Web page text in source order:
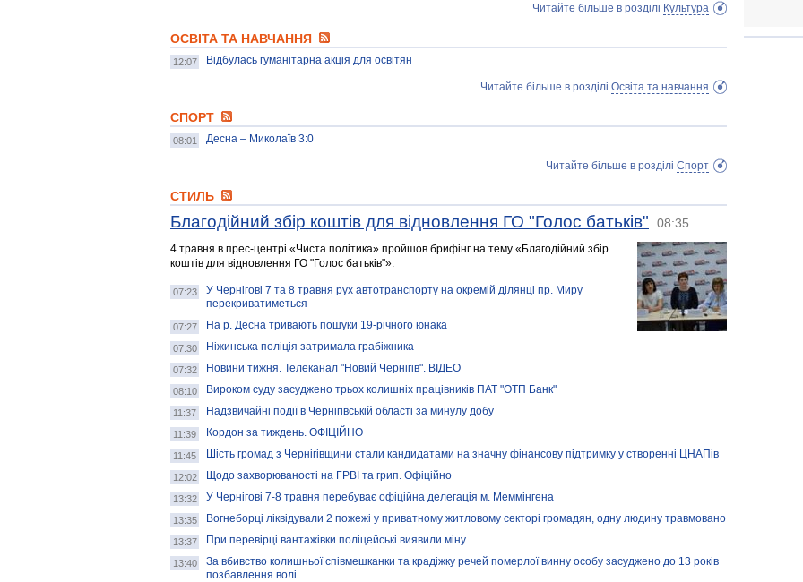
Читайте більше в розділі Культура
ОСВІТА ТА НАВЧАННЯ
12:07 Відбулась гуманітарна акція для освітян
Читайте більше в розділі Освіта та навчання
СПОРТ
08:01 Десна – Миколаїв 3:0
Читайте більше в розділі Спорт
СТИЛЬ
Благодійний збір коштів для відновлення ГО "Голос батьків" 08:35
4 травня в прес-центрі «Чиста політика» пройшов брифінг на тему «Благодійний збір
коштів для відновлення ГО "Голос батьків"».
07:23
У Чернігові 7 та 8 травня рух автотранспорту на окремій ділянці пр. Миру
перекриватиметься
07:27 На р. Десна тривають пошуки 19-річного юнака
07:30 Ніжинська поліція затримала грабіжника
07:32 Новини тижня. Телеканал "Новий Чернігів". ВІДЕО
08:10 Вироком суду засуджено трьох колишніх працівників ПАТ "ОТП Банк"
11:37 Надзвичайні події в Чернігівській області за минулу добу
11:39 Кордон за тиждень. ОФІЦІЙНО
11:45 Шість громад з Чернігівщини стали кандидатами на значну фінансову підтримку у створенні ЦНАПів
12:02 Щодо захворюваності на ГРВІ та грип. Офіційно
13:32 У Чернігові 7-8 травня перебуває офіційна делегація м. Меммінгена
13:35 Вогнеборці ліквідували 2 пожежі у приватному житловому секторі громадян, одну людину травмовано
13:37 При перевірці вантажівки поліцейські виявили міну
13:40
За вбивство колишньої співмешканки та крадіжку речей померлої винну особу засуджено до 13 років
позбавлення волі